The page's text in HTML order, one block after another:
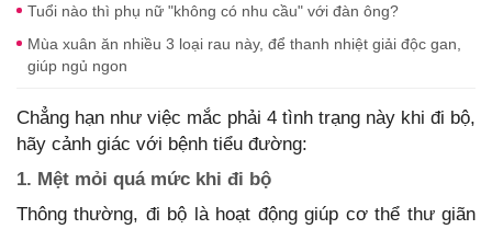
Tuổi nào thì phụ nữ "không có nhu cầu" với đàn ông?
Mùa xuân ăn nhiều 3 loại rau này, để thanh nhiệt giải độc gan,
giúp ngủ ngon
Chẳng hạn như việc mắc phải 4 tình trạng này khi đi bộ,
hãy cảnh giác với bệnh tiểu đường:
1. Mệt mỏi quá mức khi đi bộ
Thông thường, đi bộ là hoạt động giúp cơ thể thư giãn